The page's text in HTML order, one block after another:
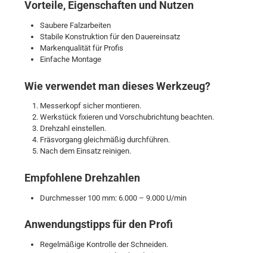
Vorteile, Eigenschaften und Nutzen
Saubere Falzarbeiten
Stabile Konstruktion für den Dauereinsatz
Markenqualität für Profis
Einfache Montage
Wie verwendet man dieses Werkzeug?
Messerkopf sicher montieren.
Werkstück fixieren und Vorschubrichtung beachten.
Drehzahl einstellen.
Fräsvorgang gleichmäßig durchführen.
Nach dem Einsatz reinigen.
Empfohlene Drehzahlen
Durchmesser 100 mm: 6.000 – 9.000 U/min
Anwendungstipps für den Profi
Regelmäßige Kontrolle der Schneiden.